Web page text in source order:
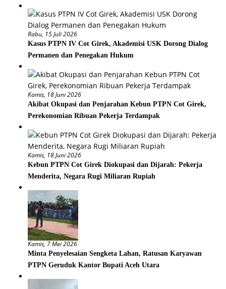
Rabu, 15 Juli 2026
Kasus PTPN IV Cot Girek, Akademisi USK Dorong Dialog
Permanen dan Penegakan Hukum
Kamis, 18 Juni 2026
Akibat Okupasi dan Penjarahan Kebun PTPN Cot Girek,
Perekonomian Ribuan Pekerja Terdampak
Kamis, 18 Juni 2026
Kebun PTPN Cot Girek Diokupasi dan Dijarah: Pekerja
Menderita, Negara Rugi Miliaran Rupiah
Kamis, 7 Mei 2026
Minta Penyelesaian Sengketa Lahan, Ratusan Karyawan
PTPN Geruduk Kantor Bupati Aceh Utara